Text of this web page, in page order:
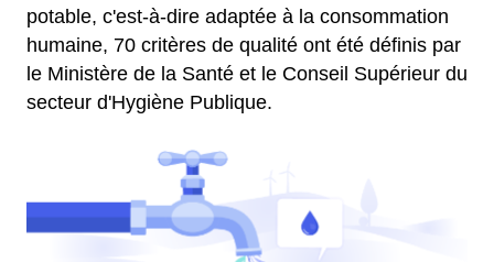
potable, c'est-à-dire adaptée à la consommation
humaine, 70 critères de qualité ont été définis par
le Ministère de la Santé et le Conseil Supérieur du
secteur d'Hygiène Publique.